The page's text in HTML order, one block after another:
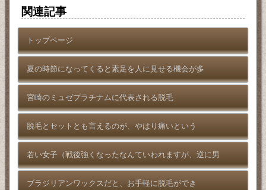
関連記事
トップページ
夏の時節になってくると素足を人に見せる機会が多
宮崎のミュゼプラチナムに代表される脱毛
脱毛とセットとも言えるのが、やはり痛いという
若い女子（戦後強くなったなんていわれますが、逆に男
ブラジリアンワックスだと、お手軽に脱毛ができ